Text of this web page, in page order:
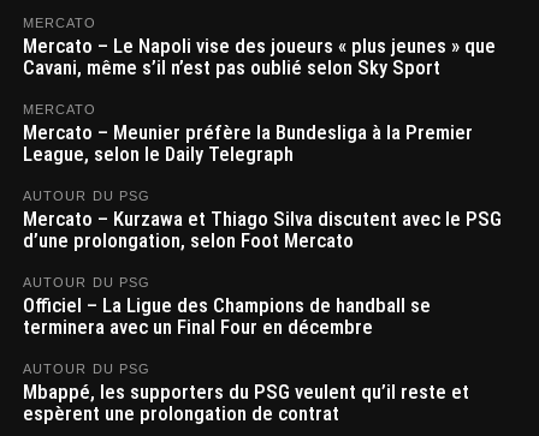
MERCATO
Mercato – Le Napoli vise des joueurs « plus jeunes » que
Cavani, même s’il n’est pas oublié selon Sky Sport
MERCATO
Mercato – Meunier préfère la Bundesliga à la Premier
League, selon le Daily Telegraph
AUTOUR DU PSG
Mercato – Kurzawa et Thiago Silva discutent avec le PSG
d’une prolongation, selon Foot Mercato
AUTOUR DU PSG
Officiel – La Ligue des Champions de handball se
terminera avec un Final Four en décembre
AUTOUR DU PSG
Mbappé, les supporters du PSG veulent qu’il reste et
espèrent une prolongation de contrat